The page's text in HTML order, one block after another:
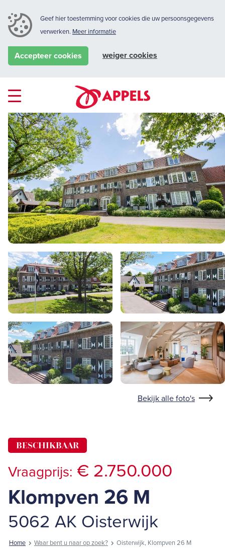
Geef hier toestemming voor cookies die uw persoonsgegevens
verwerken. Meer informatie
Accepteer cookies weiger cookies
Bekijk alle foto's
BESCHIKBAAR
Vraagprijs: € 2.750.000
Klompven 26 M
5062 AK Oisterwijk
Home Waar bent u naar op zoek? Oisterwijk, Klompven 26 M